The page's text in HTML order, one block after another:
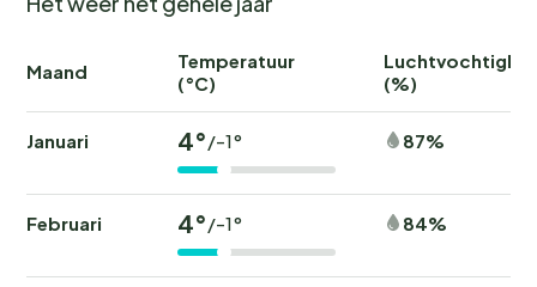
Maand
Temperatuur
(°C)
(%)
Januari 4°/-1° 87%
Februari 4°/-1° 84%